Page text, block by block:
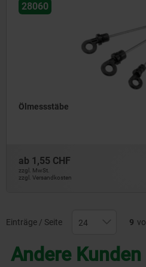
28060
Ölmessstäbe
ab 1,55 CHF
zzgl. MwSt.
zzgl. Versandkosten
Einträge / Seite 9
Andere